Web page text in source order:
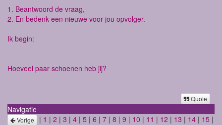
1. Beantwoord de vraag,
2. En bedenk een nieuwe voor jou opvolger.
Ik begin:
Hoeveel paar schoenen heb jij?
Quote
Navigatie
Vorige | 1 | 2 | 3 | 4 | 5 | 6 | 7 | 8 | 9 | 10 | 11 | 12 | 13 | 14 | 15 |